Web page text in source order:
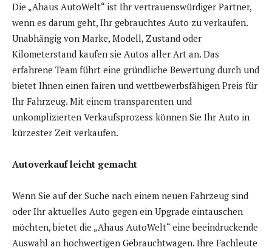
Die „Ahaus AutoWelt“ ist Ihr vertrauenswürdiger Partner,
wenn es darum geht, Ihr gebrauchtes Auto zu verkaufen.
Unabhängig von Marke, Modell, Zustand oder
Kilometerstand kaufen sie Autos aller Art an. Das
erfahrene Team führt eine gründliche Bewertung durch und
bietet Ihnen einen fairen und wettbewerbsfähigen Preis für
Ihr Fahrzeug. Mit einem transparenten und
unkomplizierten Verkaufsprozess können Sie Ihr Auto in
kürzester Zeit verkaufen.
Autoverkauf leicht gemacht
Wenn Sie auf der Suche nach einem neuen Fahrzeug sind
oder Ihr aktuelles Auto gegen ein Upgrade eintauschen
möchten, bietet die „Ahaus AutoWelt“ eine beeindruckende
Auswahl an hochwertigen Gebrauchtwagen. Ihre Fachleute